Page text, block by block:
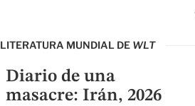
LITERATURA MUNDIAL DE WLT
Diario de una
masacre: Irán, 2026